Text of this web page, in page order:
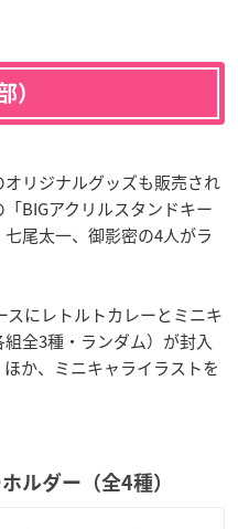
）
リジナルグッズも販売され
BIGアクリルスタンドキー
尾太一、御影密の4人がラ
にレトルトカレーとミニキ
全3種・ランダム）が封入
か、ミニキャライラストを
ルダー（全4種）